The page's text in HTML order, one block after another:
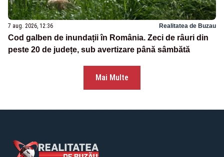
7 aug. 2026, 12:36 Realitatea de Buzau
Cod galben de inundații în România. Zeci de râuri din
peste 20 de județe, sub avertizare până sâmbătă
Mai Multe